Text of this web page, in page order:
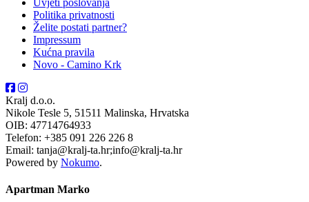
Politika privatnosti
Želite postati partner?
Impressum
Kućna pravila
Novo - Camino Krk
Kralj d.o.o.
Nikole Tesle 5, 51511 Malinska, Hrvatska
OIB: 47714764933
Telefon: +385 091 226 226 8
Email: tanja@kralj-ta.hr;info@kralj-ta.hr
Powered by Nokumo.
Apartman Marko